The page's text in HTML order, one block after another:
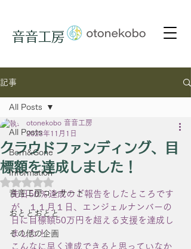
音音工房
記事
All Posts
Born&Gone
Information
音音工房コンサート
おととおとと
その他の企画
All Posts
クラウドファンディング、目
標額を達成しました！
otonekobo 音音工房
2023年11月1日
5つ星のうちNaNと評価されています。
先日50％達成のご報告をしたところです
が、１１月１日、エンジェルナンバーの
日に目標額50万円を超える支援を達成し
ました！
こんなに早く達成できると思っていなか